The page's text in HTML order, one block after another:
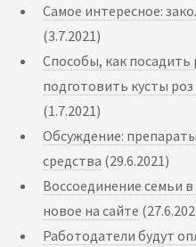
Самое интересное:
(3.7.2021)
Способы, как посадить
подготовить кусты
(1.7.2021)
Обсуждение:
средства (29.6.2021)
Воссоединение семьи
новое на сайте
Работодатели будут